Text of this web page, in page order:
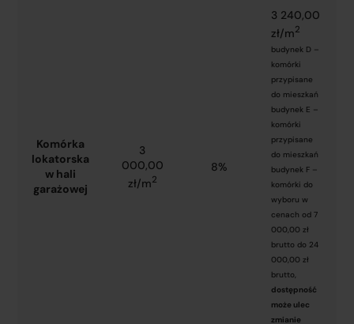
Komórka
lokatorska
w hali
garażowej
3
000,00
zł/m2
8%
3 240,00
zł/m2
budynek D –
komórki
przypisane
do mieszkań
budynek E –
komórki
przypisane
do mieszkań
budynek F –
komórki do
wyboru w
cenach od 7
000,00 zł
brutto do 24
000,00 zł
brutto,
dostępność
może ulec
zmianie